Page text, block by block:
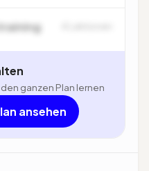
ganzen Plan lernen
ansehen